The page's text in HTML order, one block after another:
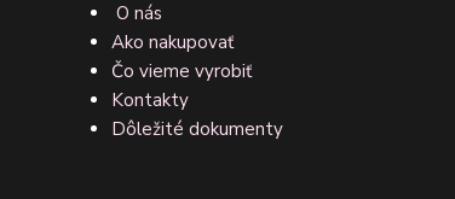
O nás
Ako nakupovať
Čo vieme vyrobiť
Kontakty
Dôležité dokumenty